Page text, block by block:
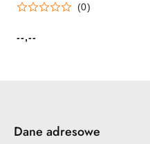
(0)
Cena:
--,--
Dane adresowe